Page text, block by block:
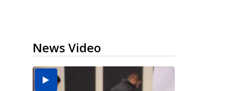
News Video